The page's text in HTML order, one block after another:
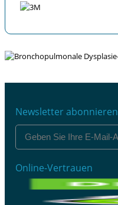
Newsletter abonnieren
Online-Vertrauen